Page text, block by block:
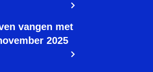
vangen met
2025